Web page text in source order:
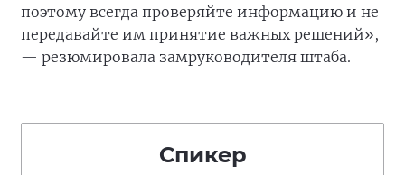
поэтому всегда проверяйте информацию и не
передавайте им принятие важных решений»,
— резюмировала замруководителя штаба.
Спикер